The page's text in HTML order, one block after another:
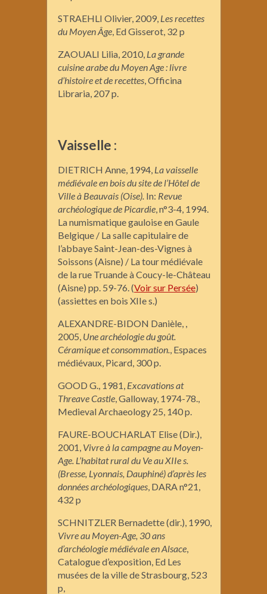
STRAEHLI Olivier, 2009, Les recettes
du MoyenÂge, Ed Gisserot, 32 p
ZAOUALI Lilia, 2010, La grande
cuisine arabe du Moyen Age : livre
d’histoire et de recettes, Officina
Libraria, 207 p.
Vaisselle :
DIETRICH Anne, 1994, La vaisselle
médiévale en bois du site de l’Hôtel de
Ville à Beauvais (Oise). In: Revue
archéologique de Picardie , n°3-4, 1994.
La numismatique gauloise en Gaule
Belgique / La salle capitulaire de
l’abbaye Saint-Jean-des-Vignes à
Soissons (Aisne) / La tour médiévale
de la rue Truande à Coucy-le-Château
(Aisne) pp. 59-76. (Voir sur Persée)
(assiettes en bois XIIe s.)
ALEXANDRE-BIDON Danièle, ,
2005, Une archéologie du goût.
Céramique et consommation. , Espaces
médiévaux, Picard, 300 p.
GOOD G., 1981, Excavations at
Threave Castle , Galloway, 1974-78.,
Medieval Archaeology 25, 140 p.
FAURE-BOUCHARLAT Elise (Dir.),
2001, Vivre à la campagne au Moyen-
Age. L’habitat rural du Ve au XIIe s.
(Bresse, Lyonnais, Dauphiné) d’après les
données archéologiques , DARA n°21,
432 p
SCHNITZLER Bernadette (dir.), 1990,
Vivre au Moyen-Age, 30 ans
d’archéologie médiévale en Alsace
Catalogue d’exposition, Ed Les
musées de la ville de Strasbourg, 523
p,